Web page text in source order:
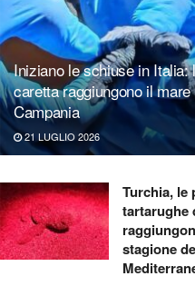
Iniziano le schiuse in Italia:
caretta raggiungono il
Campania
21 LUGLIO 2026
Turchia, le
tartarughe
stagione